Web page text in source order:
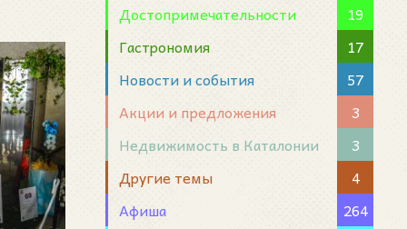
Достопримечательности
19
Гастрономия
17
Новости и события
57
Акции и предложения
3
Недвижимость в Каталонии
3
Другие темы
4
Афиша
264